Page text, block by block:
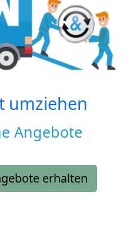
umziehen
Angebote
erhalten